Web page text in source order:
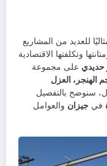
للعديد من المشاريع
وتكلفتها الاقتصادية
حديدي على مجموعة
الهنجر، العزل
سنوضح بالتفصيل
في جيزان والعوامل